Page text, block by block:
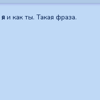
яи как ты. Такая фраза.